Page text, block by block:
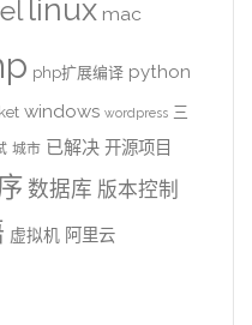
linux mac
php扩展编译 python
windows wordpress 三
城市 已解决 开源项目
数据库 版本控制
虚拟机 阿里云